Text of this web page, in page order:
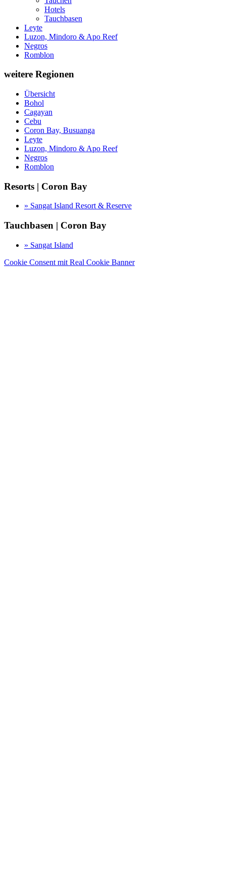
Hotels
Tauchbasen
Leyte
Luzon, Mindoro & Apo Reef
Negros
Romblon
weitere Regionen
Übersicht
Bohol
Cagayan
Cebu
Coron Bay, Busuanga
Leyte
Luzon, Mindoro & Apo Reef
Negros
Romblon
Resorts | Coron Bay
» Sangat Island Resort & Reserve
Tauchbasen | Coron Bay
» Sangat Island
Cookie Consent mit Real Cookie Banner